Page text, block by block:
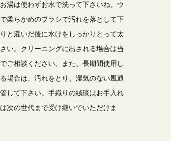
湯は使わずお水で洗って下さいね。ウ
柔らかめのブラシで汚れを落として下
と濯いだ後に水けをしっかりとって太
い。クリーニングに出される場合は当
ご相談ください。また、長期間使用し
場合は、汚れをとり、湿気のない風通
して下さい。手織りの絨毯はお手入れ
次の世代まで受け継いでいただけま